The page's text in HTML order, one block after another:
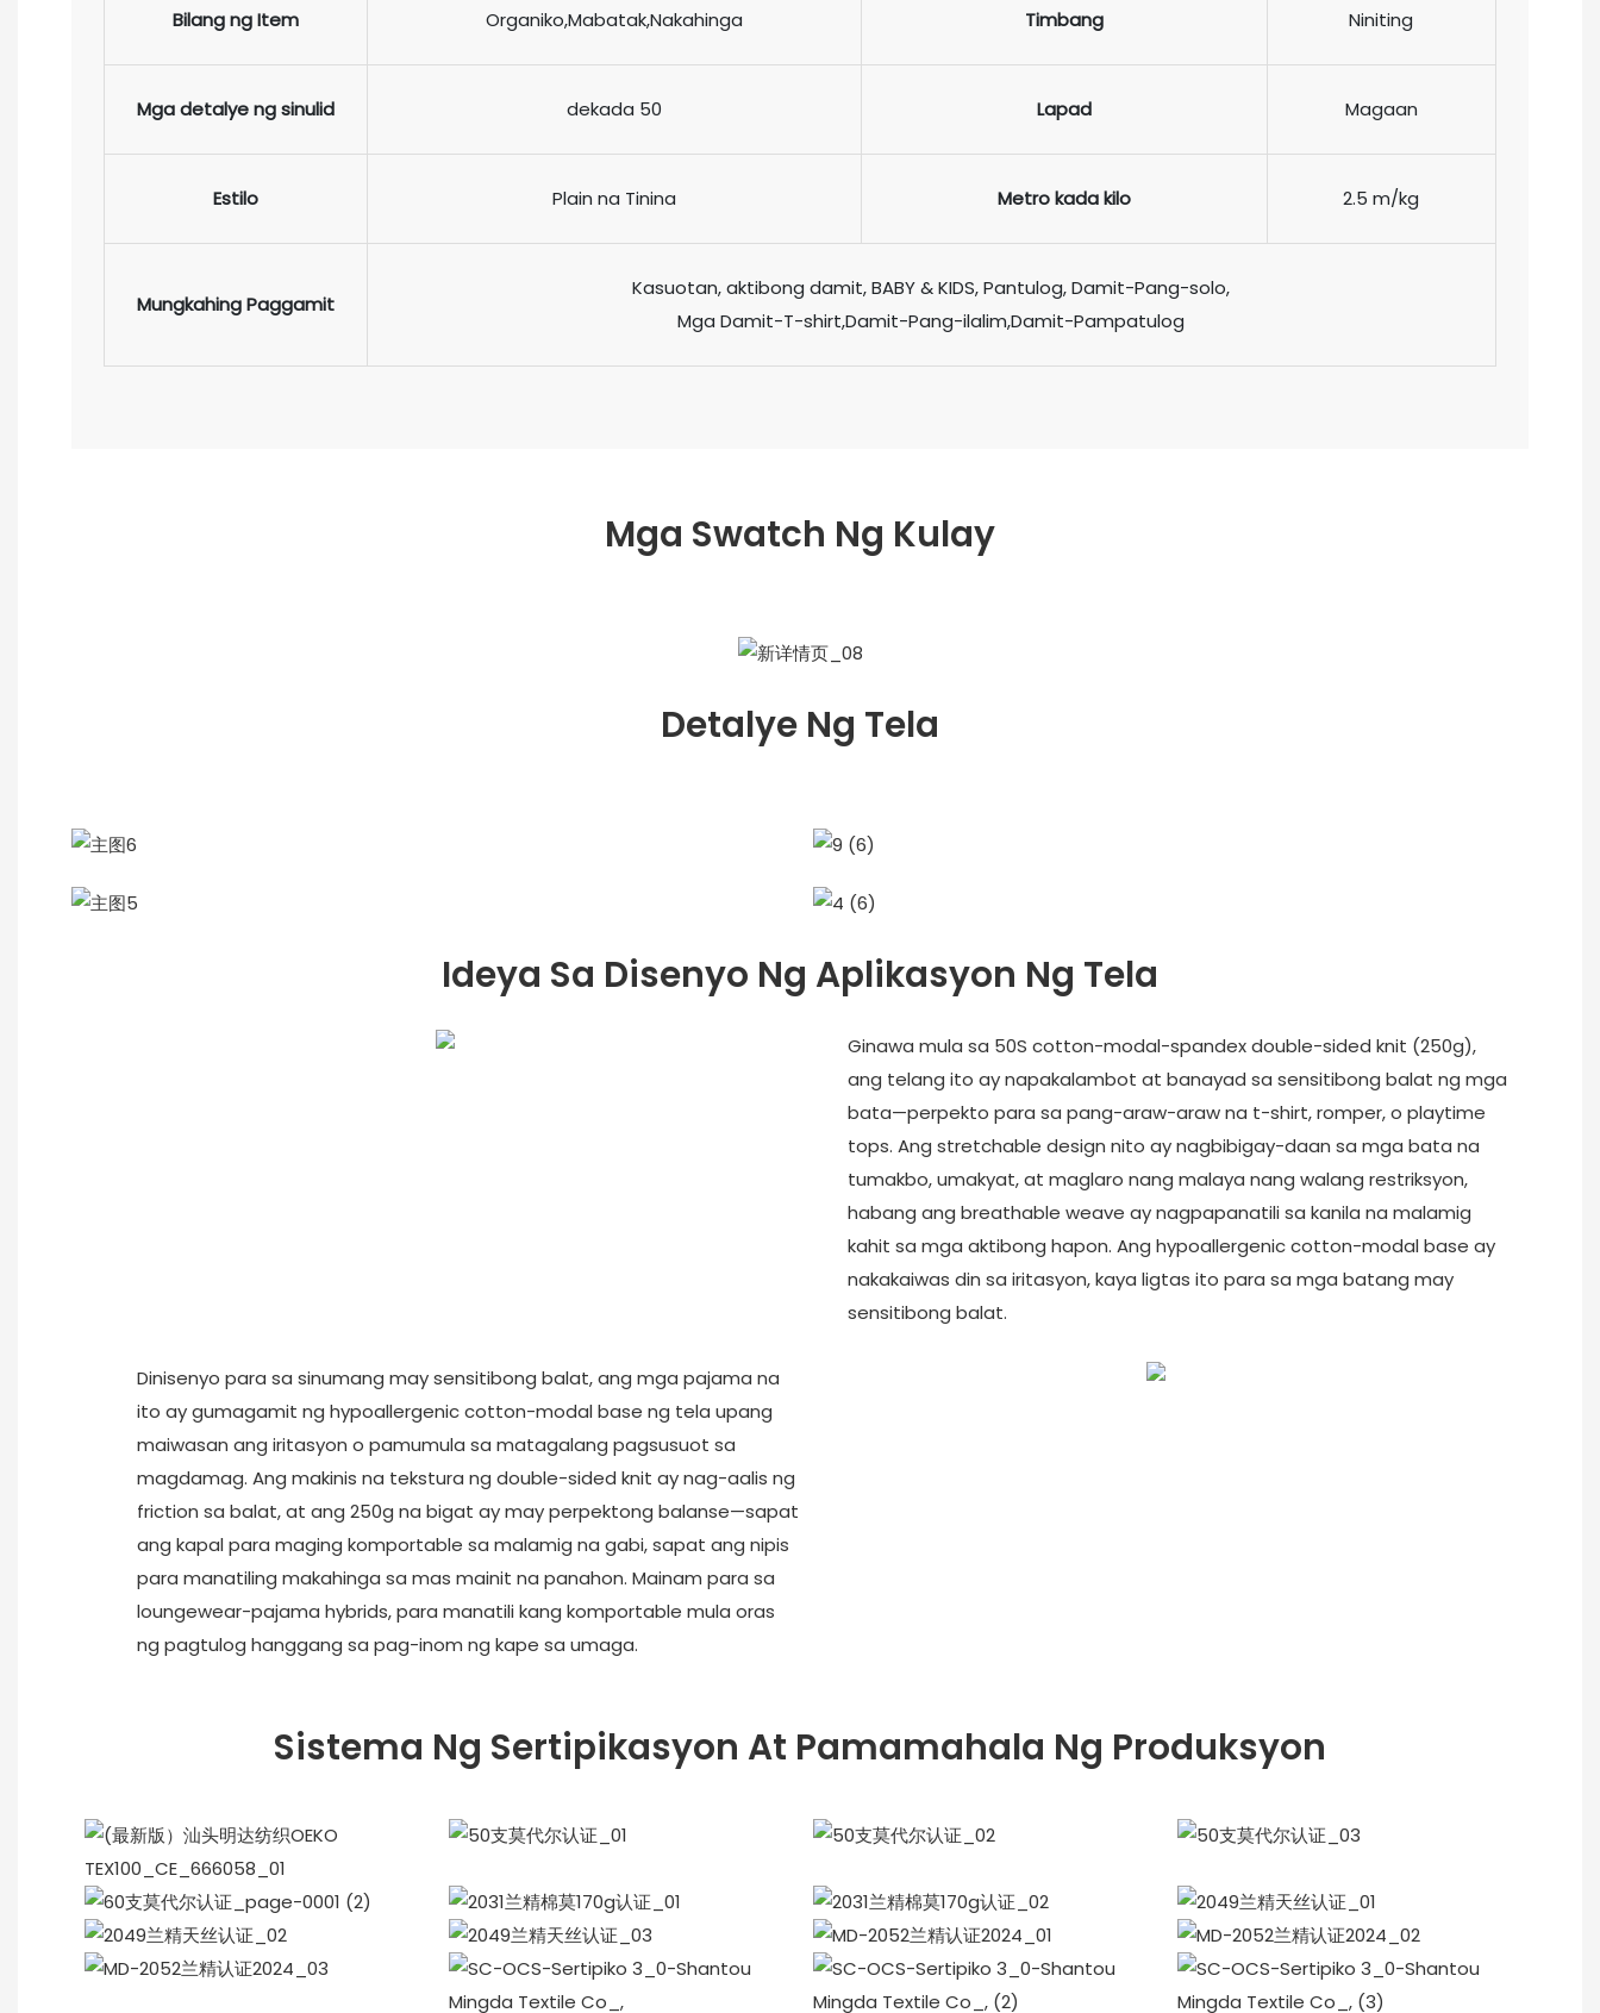
Bilang ng Item Organiko,Mabatak,Nakahinga Timbang Niniting
Mga detalye ng sinulid dekada 50 Lapad Magaan
Estilo Plain na Tinina Metro kada kilo 2.5 m/kg
Mungkahing Paggamit
Kasuotan, aktibong damit, BABY & KIDS, Pantulog, Damit-Pang-solo,
Mga Damit-T-shirt,Damit-Pang-ilalim,Damit-Pampatulog
Mga Swatch Ng Kulay
Detalye Ng Tela
Ideya Sa Disenyo Ng Aplikasyon Ng Tela
Ginawa mula sa 50S cotton-modal-spandex double-sided knit (250g),
ang telang ito ay napakalambot at banayad sa sensitibong balat ng mga
bata—perpekto para sa pang-araw-araw na t-shirt, romper, o playtime
tops. Ang stretchable design nito ay nagbibigay-daan sa mga bata na
tumakbo, umakyat, at maglaro nang malaya nang walang restriksyon,
habang ang breathable weave ay nagpapanatili sa kanila na malamig
kahit sa mga aktibong hapon. Ang hypoallergenic cotton-modal base ay
nakakaiwas din sa iritasyon, kaya ligtas ito para sa mga batang may
sensitibong balat.
Dinisenyo para sa sinumang may sensitibong balat, ang mga pajama na
ito ay gumagamit ng hypoallergenic cotton-modal base ng tela upang
maiwasan ang iritasyon o pamumula sa matagalang pagsusuot sa
magdamag. Ang makinis na tekstura ng double-sided knit ay nag-aalis ng
friction sa balat, at ang 250g na bigat ay may perpektong balanse—sapat
ang kapal para maging komportable sa malamig na gabi, sapat ang nipis
para manatiling makahinga sa mas mainit na panahon. Mainam para sa
loungewear-pajama hybrids, para manatili kang komportable mula oras
ng pagtulog hanggang sa pag-inom ng kape sa umaga.
Sistema Ng Sertipikasyon At Pamamahala Ng Produksyon